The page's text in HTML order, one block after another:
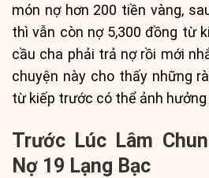
món nợ hơn 200 tiền vàng,
thì vẫn còn nợ 5,300 đồng từ
cầu cha phải trả nợ rồi mới
chuyện này cho thấy những
từ kiếp trước có thể ảnh hưởng
Trước Lúc Lâm
Nợ 19 Lạng Bạc